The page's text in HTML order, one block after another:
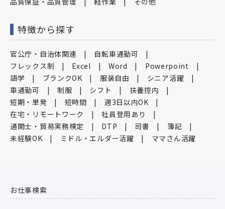
特徴から探す
官公庁・自治体関連
自転車通勤可
フレックス制
Excel Word
Powerpoint
語学
ブランクOK 服装自由
シニア活躍
車通勤可
制服 シフト
扶養控内
短期・単発
短時間
週3日以内OK
在宅・リモートワーク
社員登用あり
通関士・貿易実務検定
DTP 司書
簿記
未経験OK
ミドル・エルダー活躍 ママさん活躍
お仕事検索